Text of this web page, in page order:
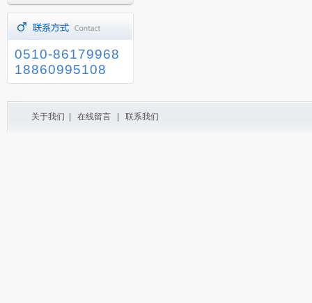
0510-86179968
18860995108
关于我们 在线留言 联系我们